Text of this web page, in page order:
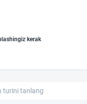
kerak
turini tanlang